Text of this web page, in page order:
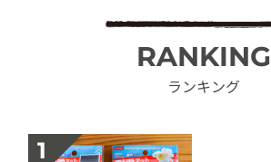
RANKING
ランキング